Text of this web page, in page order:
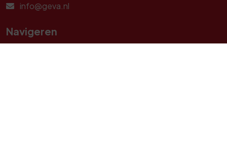
info@geva.nl
Navigeren